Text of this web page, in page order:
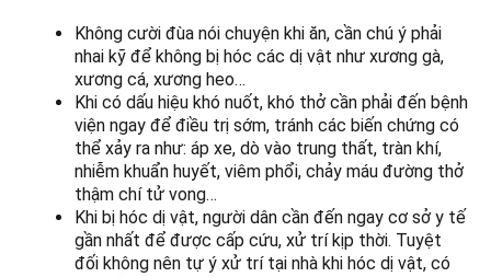
Không cười đùa nói chuyện khi ăn, cần chú ý phải
nhai kỹ để không bị hóc các dị vật như xương gà,
xương cá, xương heo…
Khi có dấu hiệu khó nuốt, khó thở cần phải đến bệnh
viện ngay để điều trị sớm, tránh các biến chứng có
thể xảy ra như: áp xe, dò vào trung thất, tràn khí,
nhiễm khuẩn huyết, viêm phổi, chảy máu đường thở
thậm chí tử vong…
Khi bị hóc dị vật, người dân cần đến ngay cơ sở y tế
gần nhất để được cấp cứu, xử trí kịp thời. Tuyệt
đối không nên tự ý xử trí tại nhà khi hóc dị vật, có